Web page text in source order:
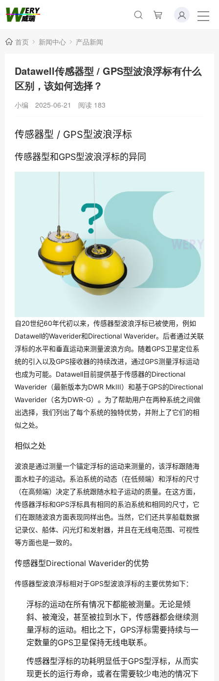
首页 新闻中心 产品新闻
Datawell传感器型 / GPS型波浪浮标有什么
区别，该如何选择？
小编 2025-06-21 阅读 183
传感器型 / GPS型波浪浮标
传感器型和GPS型波浪浮标的异同
自20世纪60年代初以来，传感器型波浪浮标已被使用，例如
Datawell的Waverider和Directional Waverider。后者通过关联
浮标的水平和垂直运动来测量波浪方向。随着GPS卫星定位系
统的引入以及GPS接收器的持续改进，通过GPS测量浮标运动
也成为可能。Datawell目前提供基于传感器的Directional
Waverider（最新版本为DWR MkIII）和基于GPS的Directional
Waverider（名为DWR-G）。为了帮助用户在两种系统之间做
出选择，我们列出了每个系统的独特优势，并附上了它们的相
似之处。
相似之处
波浪是通过测量一个锚定浮标的运动来测量的，该浮标跟随海
面水粒子的运动。系泊系统的动态（在低频端）和浮标的尺寸
（在高频端）决定了系统跟随水粒子运动的质量。在这方面，
传感器浮标和GPS浮标具有相同的系泊系统和相同的尺寸，它
们在跟随波浪方面表现同样出色。当然，它们还共享船载数据
记录仪、船体、闪光灯和发射器，并且在无线电范围、可视性
等方面也是一致的。
传感器型Directional Waverider的优势
传感器型波浪浮标相对于GPS型波浪浮标的主要优势如下：
浮标的运动在所有情况下都能被测量。无论是倾
斜、被淹没，甚至被拉到水下，传感器都会继续测
量浮标的运动。相比之下，GPS浮标需要持续与一
定数量的GPS卫星保持无线电联系。
传感器型浮标的功耗明显低于GPS型浮标，从而实
现更长的运行寿命，或者在需要较少电池的情况下